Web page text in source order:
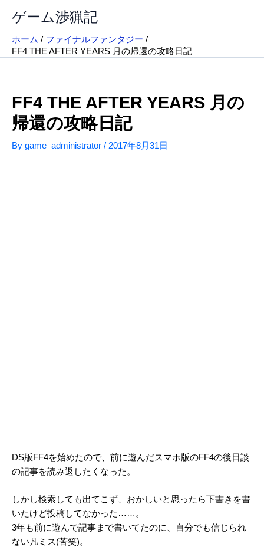
ゲーム渉猟記
ホーム
ファイナルファンタジー
FF4 THE AFTER YEARS 月の帰還の攻略日記
FF4 THE AFTER YEARS 月の
帰還の攻略日記
By game_administrator / 2017年8月31日
DS版FF4を始めたので、前に遊んだスマホ版のFF4の後日談
の記事を読み返したくなった。
しかし検索しても出てこず、おかしいと思ったら下書きを書
いたけど投稿してなかった……。
3年も前に遊んで記事まで書いてたのに、自分でも信じられ
ない凡ミス(苦笑)。